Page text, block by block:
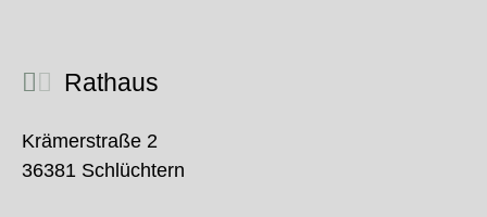
Rathaus
Krämerstraße 2
36381 Schlüchtern